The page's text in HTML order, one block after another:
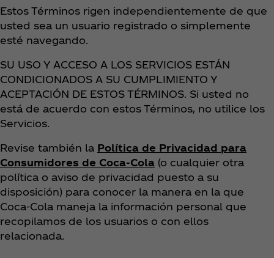
Estos Términos rigen independientemente de que
usted sea un usuario registrado o simplemente
esté navegando.
SU USO Y ACCESO A LOS SERVICIOS ESTÁN
CONDICIONADOS A SU CUMPLIMIENTO Y
ACEPTACIÓN DE ESTOS TÉRMINOS. Si usted no
está de acuerdo con estos Términos, no utilice los
Servicios.
Revise también la Política de Privacidad para
Consumidores de Coca‑Cola (o cualquier otra
política o aviso de privacidad puesto a su
disposición) para conocer la manera en la que
Coca‑Cola maneja la información personal que
recopilamos de los usuarios o con ellos
relacionada.